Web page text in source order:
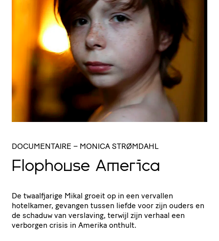
DOCUMENTAIRE – MONICA STRØMDAHL
Flophouse America
De twaalfjarige Mikal groeit op in een vervallen
hotelkamer, gevangen tussen liefde voor zijn ouders en
de schaduw van verslaving, terwijl zijn verhaal een
verborgen crisis in Amerika onthult.